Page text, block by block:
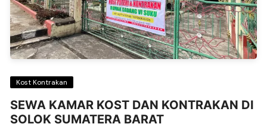
Kost Kontrakan
SEWA KAMAR KOST DAN KONTRAKAN DI
SOLOK SUMATERA BARAT